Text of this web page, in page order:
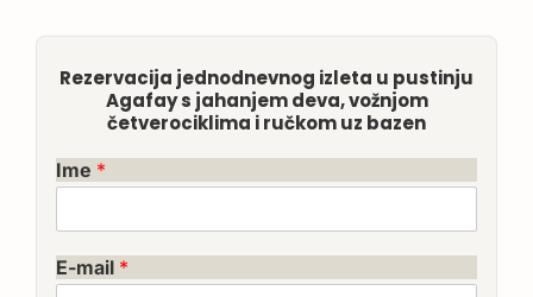
Rezervacija jednodnevnog izleta u pustinju
Agafay s jahanjem deva, vožnjom
četverociklima i ručkom uz bazen
Ime *
E-mail *